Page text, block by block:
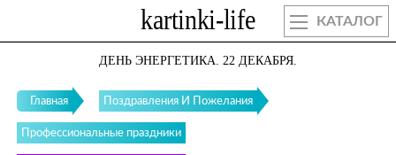
КАТАЛОГ
ДЕНЬ ЭНЕРГЕТИКА. 22 ДЕКАБРЯ.
Главная Поздравления И Пожелания
Профессиональные праздники